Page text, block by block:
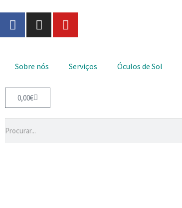
Sobre nós Serviços Óculos de Sol
0,00€